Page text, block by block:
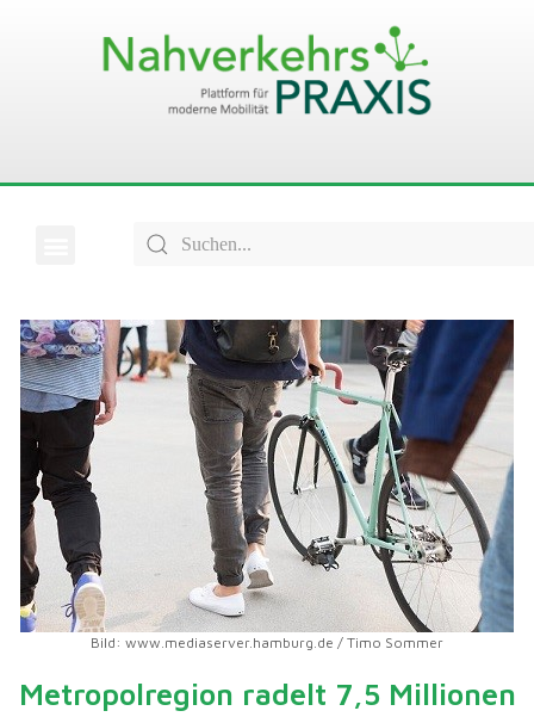
Bild: www.mediaserver.hamburg.de / Timo Sommer
Metropolregion radelt 7,5 Millionen